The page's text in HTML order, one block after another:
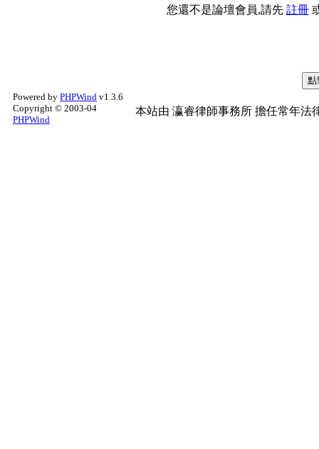
您還不是論壇會員,請先 註冊
Powered by PHPWind v1.3.6
Copyright © 2003-04
PHPWind
本站由 瀛睿律師事務所 擔任常年法